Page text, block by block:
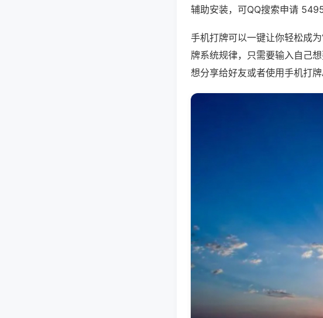
辅助安装，可QQ搜索申请
手机打牌可以一键让你轻松成
牌系统规律，只需要输入自己
想分享给好友或者使用手机打牌